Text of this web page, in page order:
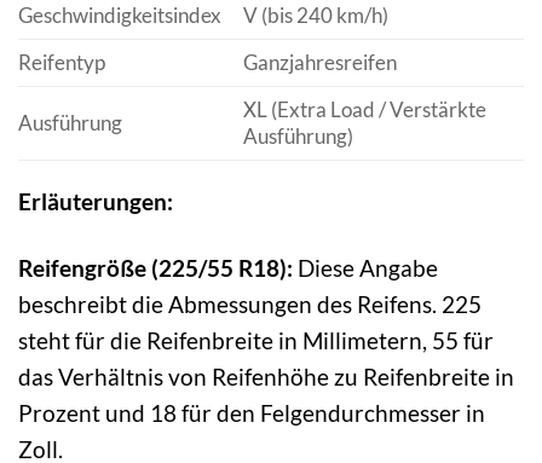
Geschwindigkeitsindex
V (bis 240 km/h)
Reifentyp
Ganzjahresreifen
Ausführung
XL (Extra Load / Verstärkte
Ausführung)
Erläuterungen:
Reifengröße (225/55 R18): Diese Angabe
beschreibt die Abmessungen des Reifens. 225
steht für die Reifenbreite in Millimetern, 55 für
das Verhältnis von Reifenhöhe zu Reifenbreite in
Prozent und 18 für den Felgendurchmesser in
Zoll.